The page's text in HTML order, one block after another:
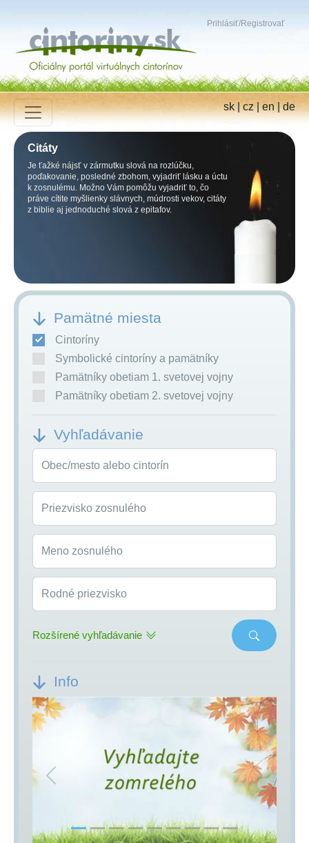
Prihlásiť/Registrovať
sk|cz|en|de
Citáty
Je ťažké nájsť v zármutku slová na rozlúčku,
poďakovanie, posledné zbohom, vyjadriť lásku a úctu
k zosnulému. Možno Vám pomôžu vyjadriť to, čo
práve cítite myšlienky slávnych, múdrosti vekov, citáty
z biblie aj jednoduché slová z epitafov.
Pamätné miesta
Cintoríny
Symbolické cintoríny a pamätníky
Pamätníky obetiam 1. svetovej vojny
Pamätníky obetiam 2. svetovej vojny
Vyhľadávanie
Obec/mesto alebo cintorín
Priezvisko zosnulého
Meno zosnulého
Rodné priezvisko
Rozšírené vyhľadávanie
Info
Previous Next